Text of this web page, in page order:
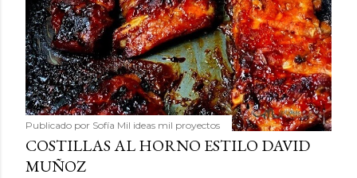
Publicado por Sofía Mil ideas mil proyectos
COSTILLAS AL HORNO ESTILO DAVID
MUÑOZ